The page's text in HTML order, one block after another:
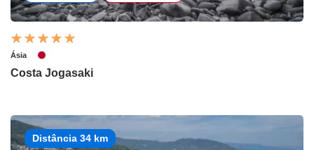
Ásia
Costa Jogasaki
Distância 34 km